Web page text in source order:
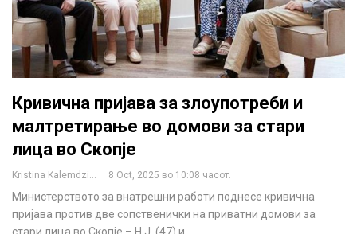
Кривична пријава за злоупотреби и
малтретирање во домови за стари
лица во Скопје
Kristina Kalemdzikj 8 Oct, 2025 во 10:08 часот.
Министерството за внатрешни работи поднесе кривична
пријава против две сопственички на приватни домови за